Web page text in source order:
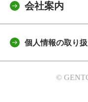
会社案内
個人情報の取り
©